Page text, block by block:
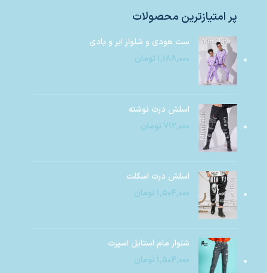
پر امتیازترین محصولات
ست هودی و شلوار ابر و بادی
۱,۱۸۸,۰۰۰ تومان
اسلش درث نوشته
۷۱۲,۰۰۰ تومان
اسلش درث اسکلت
۱,۵۰۴,۰۰۰ تومان
شلوار مام استایل اسپرت
۱,۵۰۴,۰۰۰ تومان